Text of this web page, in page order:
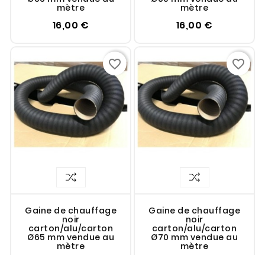
mètre
16,00 €
mètre
16,00 €
Gaine de chauffage
noir
carton/alu/carton
Ø65 mm vendue au
mètre
favorite_border
Gaine de chauffage
noir
carton/alu/carton
Ø70 mm vendue au
mètre
favorite_border